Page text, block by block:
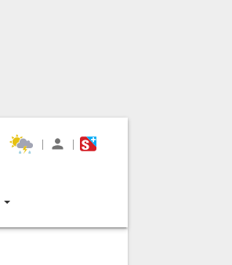
| |